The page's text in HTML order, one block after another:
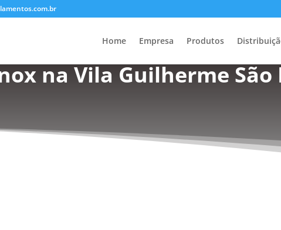
Home Empresa Produtos
na Vila Guilherme São